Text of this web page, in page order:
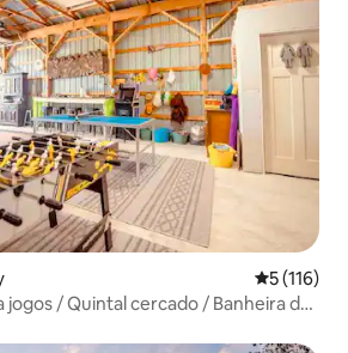
5 de uma
5 (116)
jogos / Quintal cercado / Banheira de